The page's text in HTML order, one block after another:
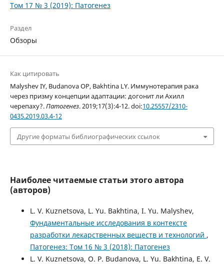
Том 17 № 3 (2019): Патогенез
Раздел
Обзоры
Как цитировать
Malyshev IY, Budanova OP, Bakhtina LY. Иммунотерапия рака
через призму концепции адаптации: догонит ли Ахилл
черепаху?.Патогенез. 2019;17(3):4-12. doi:10.25557/2310-
0435.2019.03.4-12
Другие форматы библиографических ссылок
Наиболее читаемые статьи этого автора
(авторов)
L. V. Kuznetsova, L. Yu. Bakhtina, I. Yu. Malyshev,
Фундаментальные исследования в контексте
разработки лекарственных веществ и технологий ,
Патогенез: Том 16 № 3 (2018): Патогенез
L. V. Kuznetsova, O. P. Budanova, L. Yu. Bakhtina, E. V.